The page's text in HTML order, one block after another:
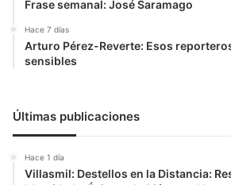
Frase semanal: José Saramago
Hace 7 días
Arturo Pérez-Reverte: Esos
sensibles
Últimas publicaciones
Hace 1 día
Villasmil: Destellos en la Distancia: